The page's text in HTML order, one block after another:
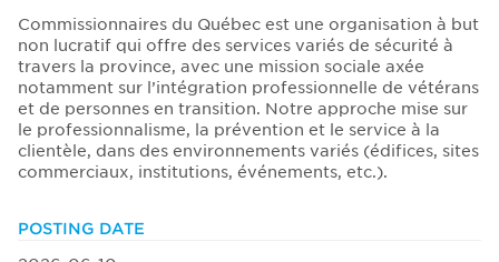
Commissionnaires du Québec est une organisation à but
non lucratif qui offre des services variés de sécurité à
travers la province, avec une mission sociale axée
notamment sur l’intégration professionnelle de vétérans
et de personnes en transition. Notre approche mise sur
le professionnalisme, la prévention et le service à la
clientèle, dans des environnements variés (édifices, sites
commerciaux, institutions, événements, etc.).
POSTING DATE